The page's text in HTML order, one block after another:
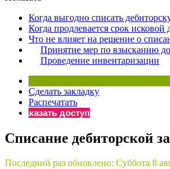
Бератор
«Практическая энциклопедия
Материалы электронного
«Нормативные акты для
Материалы электронного журнала
Онлайн-сервисы «Учетная
Просто заполните форму, и мы
Когда выгодно списать
Когда продлевается срок исковой
Что не влияет на решение о
Принятие мер по взысканию
Проведение инвентаризации
Сделать закладку
Распечатать
Заказать доступ
Списание дебиторской
Последний раз обновлено: Суббота 8